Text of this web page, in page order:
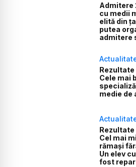
Admitere
cu medii
elită din
putea
admitere
Cele mai
medie de
Cel mai
rămași
Un elev
fost